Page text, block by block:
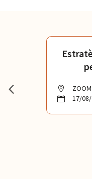
ZOOM
17/